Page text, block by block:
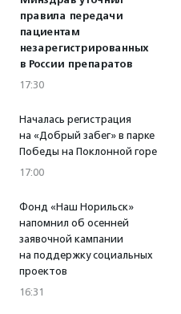
правила передачи
пациентам
незарегистрированных
в России препаратов
17:30
Началась регистрация
на «Добрый забег» в парке
Победы на Поклонной горе
17:00
Фонд «Наш Норильск»
напомнил об осенней
заявочной кампании
на поддержку социальных
проектов
16:31